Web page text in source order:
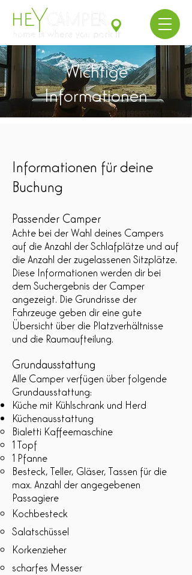
Wichtige
Informationen
Informationen für deine
Buchung
Passender Camper
Achte bei der Wahl deines Campers
auf die Anzahl der Schlafplätze und auf
die Anzahl der zugelassenen Sitzplätze.
Diese Informationen werden dir bei
dem Suchergebnis der Camper
angezeigt. Die Grundrisse der
Fahrzeuge geben dir eine gute
Übersicht über die Platzverhältnisse
und die Raumaufteilung.
Grundausstattung
Alle Camper verfügen über folgende
Grundausstattung:
Küche mit Kühlschrank und Herd
Küchenausstattung
Bialetti Kaffeemaschine
1 Topf
1 Pfanne
Besteck, Teller, Gläser, Tassen für die
max. Anzahl der angegebenen
Passagiere​
Kochbesteck
Salatschüssel
Korkenzieher
scharfes Messer